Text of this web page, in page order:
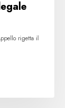
rigetta il